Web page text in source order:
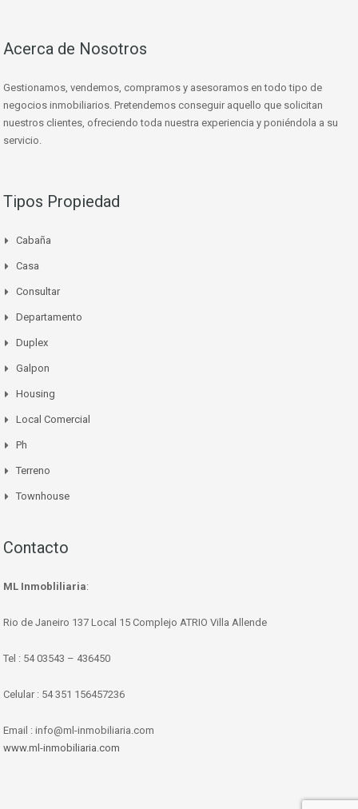
Acerca de Nosotros
Gestionamos, vendemos, compramos y asesoramos en todo tipo de
negocios inmobiliarios. Pretendemos conseguir aquello que solicitan
nuestros clientes, ofreciendo toda nuestra experiencia y poniéndola a su
servicio.
Tipos Propiedad
Cabaña
Casa
Consultar
Departamento
Duplex
Galpon
Housing
Local Comercial
Ph
Terreno
Townhouse
Contacto
ML Inmobliliaria:
Rio de Janeiro 137 Local 15 Complejo ATRIO Villa Allende
Tel : 54 03543 – 436450
Celular : 54 351 156457236
Email : info@ml-inmobiliaria.com
www.ml-inmobiliaria.com